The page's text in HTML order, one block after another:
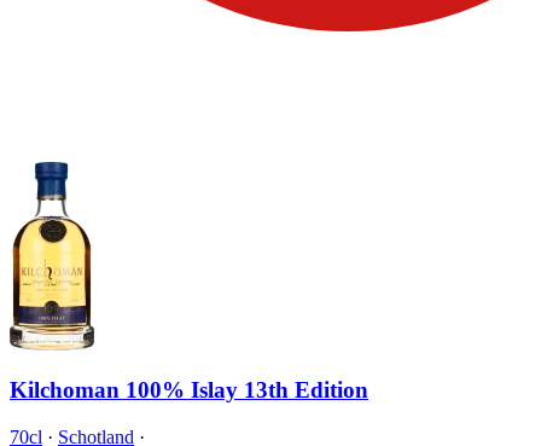
Kilchoman 100% Islay 13th Edition
70cl · Schotland ·